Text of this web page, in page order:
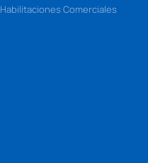
Habilitaciones Comerciales